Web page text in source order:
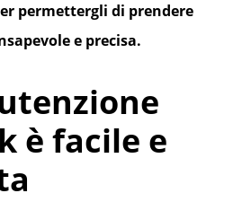
permettergli di prendere
e precisa.
è facile e